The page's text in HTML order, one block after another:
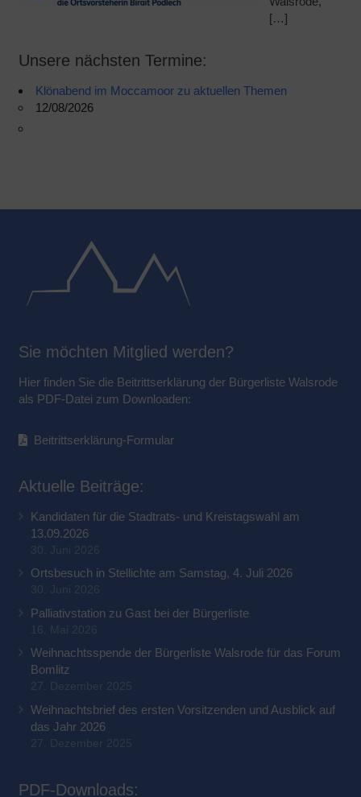
[…]
Unsere nächsten Termine:
Klönabend im Moccamoor zu aktuellen Themen
12/08/2026
Sie möchten Mitglied werden?
Hier finden Sie die Beitrittserklärung der Bürgerliste Walsrode
als PDF-Datei zum Downloaden:
Beitrittserklärung-Formular
Aktuelle Beiträge:
Kandidaten für die Stadtrats- und Kreistagswahl am
13.09.2026
30. Juni 2026
Ortsbesuch in Stellichte am Samstag, 4. Juli 2026
30. Juni 2026
Palliativstation zu Gast bei der Bürgerliste
16. Mai 2026
Weihnachtsspende der Bürgerliste Walsrode für das Forum
Bomlitz
27. Dezember 2025
Weihnachtsbrief des ersten Vorsitzenden und Ausblick auf
das Jahr 2026
27. Dezember 2025
PDF-Downloads: